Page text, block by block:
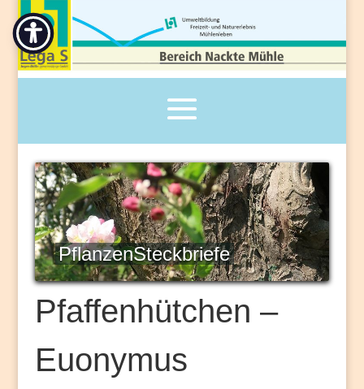
PflanzenSteckbriefe
Pfaffenhütchen –
Euonymus